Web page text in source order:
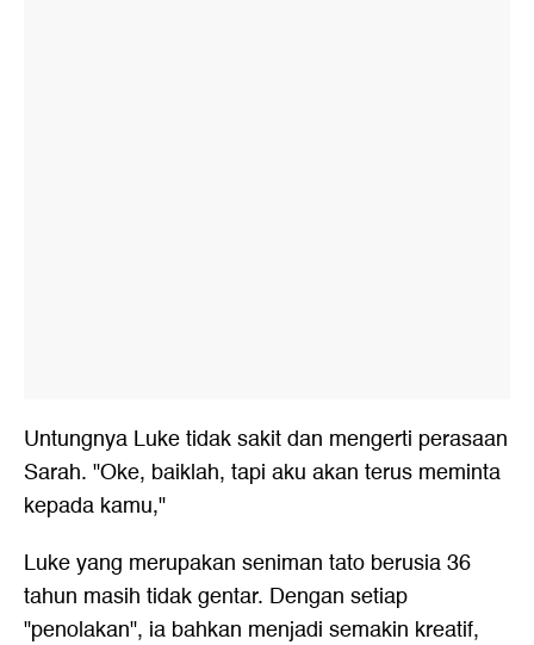
Untungnya Luke tidak sakit dan mengerti perasaan
Sarah. "Oke, baiklah, tapi aku akan terus meminta
kepada kamu,"
Luke yang merupakan seniman tato berusia 36
tahun masih tidak gentar. Dengan setiap
"penolakan", ia bahkan menjadi semakin kreatif,